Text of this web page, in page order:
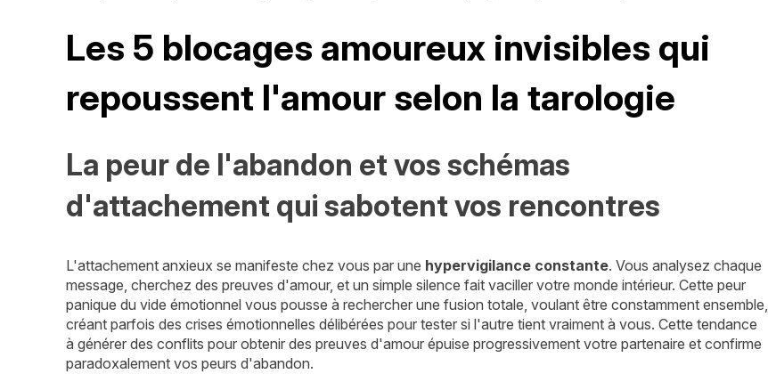
Les 5 blocages amoureux invisibles qui
repoussent l'amour selon la tarologie
La peur de l'abandon et vos schémas
d'attachement qui sabotent vos rencontres
L'attachement anxieux se manifeste chez vous par une hypervigilance constante. Vous analysez chaque
message, cherchez des preuves d'amour, et un simple silence fait vaciller votre monde intérieur. Cette peur
panique du vide émotionnel vous pousse à rechercher une fusion totale, voulant être constamment ensemble,
créant parfois des crises émotionnelles délibérées pour tester si l'autre tient vraiment à vous. Cette tendance
à générer des conflits pour obtenir des preuves d'amour épuise progressivement votre partenaire et confirme
paradoxalement vos peurs d'abandon.